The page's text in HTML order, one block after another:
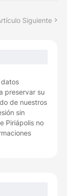
Siguiente
preservar su
de nuestros
sin
Piriápolis no